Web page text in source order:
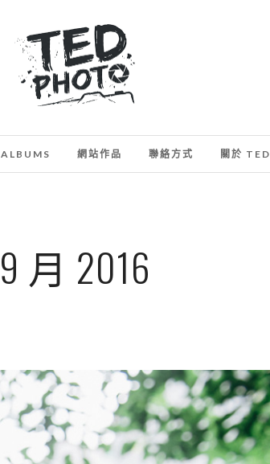
ALBUMS 網站作品 聯絡方式 關於 TED
9 月 2016